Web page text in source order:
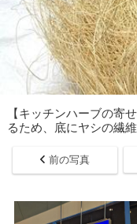
【キッチンハーブの寄
るため、底にヤシの繊
前の写真